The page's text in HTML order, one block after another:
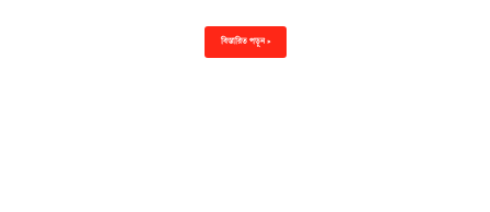
বিস্তারিত পড়ুন »